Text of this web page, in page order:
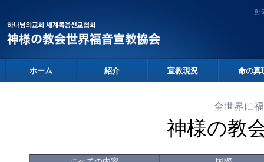
한
ホーム 紹介 宣教現況 命の真
全世界に
神様の教